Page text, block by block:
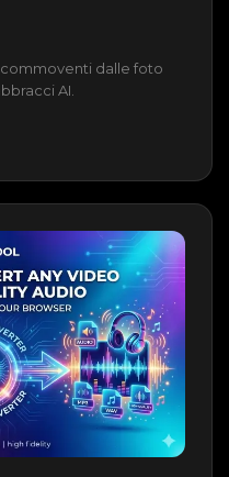
dalle foto
AI.